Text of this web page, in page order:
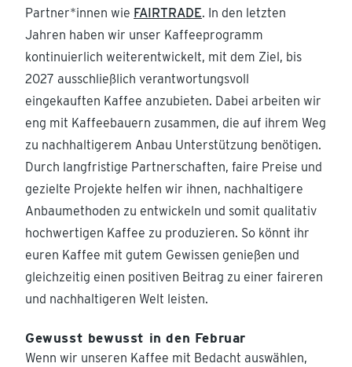
Partner*innen wie FAIRTRADE. In den letzten
Jahren haben wir unser Kaffeeprogramm
kontinuierlich weiterentwickelt, mit dem Ziel, bis
2027 ausschließlich verantwortungsvoll
eingekauften Kaffee anzubieten. Dabei arbeiten wir
eng mit Kaffeebauern zusammen, die auf ihrem Weg
zu nachhaltigerem Anbau Unterstützung benötigen.
Durch langfristige Partnerschaften, faire Preise und
gezielte Projekte helfen wir ihnen, nachhaltigere
Anbaumethoden zu entwickeln und somit qualitativ
hochwertigen Kaffee zu produzieren. So könnt ihr
euren Kaffee mit gutem Gewissen genießen und
gleichzeitig einen positiven Beitrag zu einer faireren
und nachhaltigeren Welt leisten.
Gewusst bewusst in den Februar
Wenn wir unseren Kaffee mit Bedacht auswählen,